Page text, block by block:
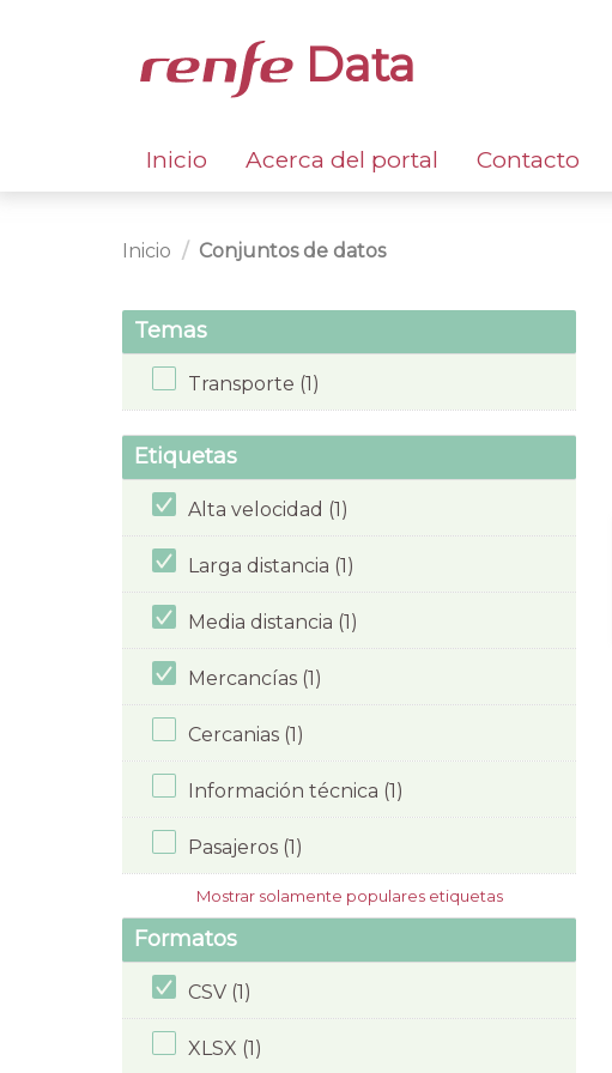
Data
Inicio Acerca del portal Contacto
Inicio Conjuntos de datos
Temas
Transporte (1)
Etiquetas
Alta velocidad (1)
Larga distancia (1)
Media distancia (1)
Mercancías (1)
Cercanias (1)
Información técnica (1)
Pasajeros (1)
Mostrar solamente populares etiquetas
Formatos
CSV (1)
XLSX (1)